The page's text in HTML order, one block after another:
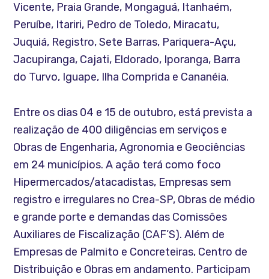
Vicente, Praia Grande, Mongaguá, Itanhaém,
Peruíbe, Itariri, Pedro de Toledo, Miracatu,
Juquiá, Registro, Sete Barras, Pariquera-Açu,
Jacupiranga, Cajati, Eldorado, Iporanga, Barra
do Turvo, Iguape, Ilha Comprida e Cananéia.
Entre os dias 04 e 15 de outubro, está prevista a
realização de 400 diligências em serviços e
Obras de Engenharia, Agronomia e Geociências
em 24 municípios. A ação terá como foco
Hipermercados/atacadistas, Empresas sem
registro e irregulares no Crea-SP, Obras de médio
e grande porte e demandas das Comissões
Auxiliares de Fiscalização (CAF’S). Além de
Empresas de Palmito e Concreteiras, Centro de
Distribuição e Obras em andamento. Participam